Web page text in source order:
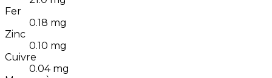
Fer
0.18 mg
Zinc
0.10 mg
Cuivre
0.04 mg